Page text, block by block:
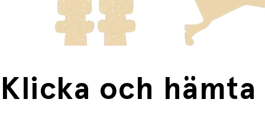
Fri frakt när du handlar för mer än 1500:-
Klicka och hämta